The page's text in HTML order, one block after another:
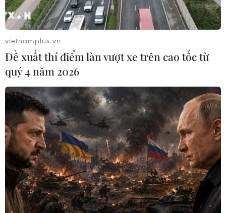
Vụ tai nạn giao thông ở Đồng Nai: Cả hai
xe khách đều chạy quá tốc độ
vietnamplus.vn
Đề xuất thí điểm làn vượt xe trên cao tốc từ
quý 4 năm 2026